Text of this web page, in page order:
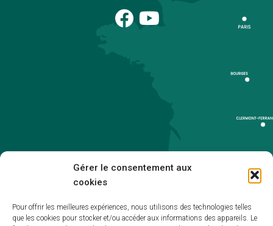
Gérer le consentement aux
cookies
Pour offrir les meilleures expériences, nous utilisons des technologies telles
que les cookies pour stocker et/ou accéder aux informations des appareils. Le